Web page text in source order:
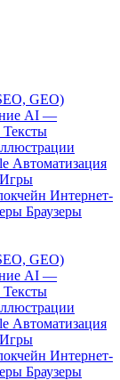
GEO)
AI —
Тексты
Автоматизация
Игры
Интернет-
Браузеры
GEO)
AI —
Тексты
Автоматизация
Игры
Интернет-
Браузеры